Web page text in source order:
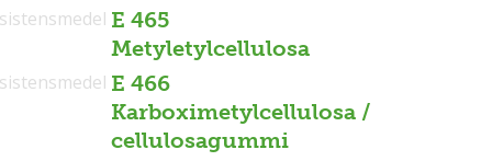
E 465
Metyletylcellulosa
E 466
Karboximetylcellulosa /
cellulosagummi